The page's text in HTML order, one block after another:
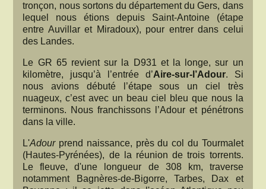
tronçon, nous sortons du département du Gers, dans
lequel nous étions depuis Saint-Antoine (étape
entre Auvillar et Miradoux), pour entrer dans celui
des Landes.
Le GR 65 revient sur la D931 et la longe, sur un
kilomètre, jusqu’à l’entrée d’Aire-sur-l’Adour. Si
nous avions débuté l’étape sous un ciel très
nuageux, c’est avec un beau ciel bleu que nous la
terminons. Nous franchissons l’Adour et pénétrons
dans la ville.
L'Adourprend naissance, près du col du Tourmalet
(Hautes-Pyrénées), de la réunion de trois torrents.
Le fleuve, d'une longueur de 308 km, traverse
notamment Bagnères-de-Bigorre, Tarbes, Dax et